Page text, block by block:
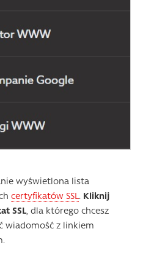
wyświetlona lista
certyfikatów SSL . Kliknij
SSL, dla którego chcesz
wiadomość z linkiem